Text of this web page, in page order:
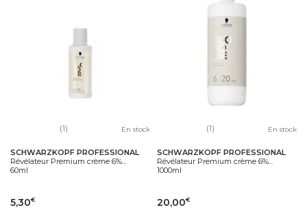
(1) En stock
SCHWARZKOPF PROFESSIONAL
Révélateur Premium crème 6%...
60ml
5,30€
(1) En stock
SCHWARZKOPF PROFESSIONAL
Révélateur Premium crème 6%...
1000ml
20,00€